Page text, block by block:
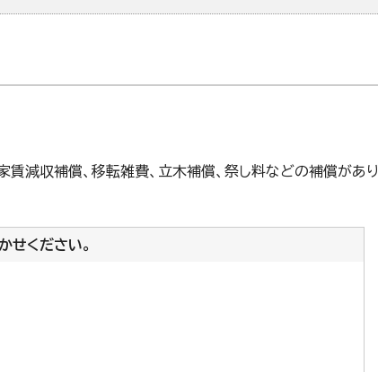
賃減収補償、移転雑費、立木補償、祭し料などの補償があり
せください。